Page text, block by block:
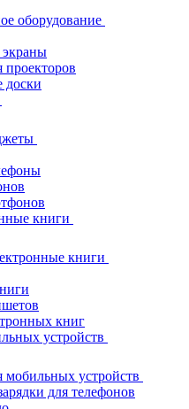
оборудование
проекторов
доски
книги
книги
книг
устройств
мобильных устройств
для телефонов